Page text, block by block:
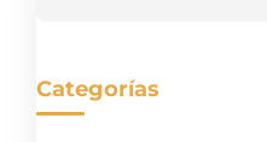
Categorías